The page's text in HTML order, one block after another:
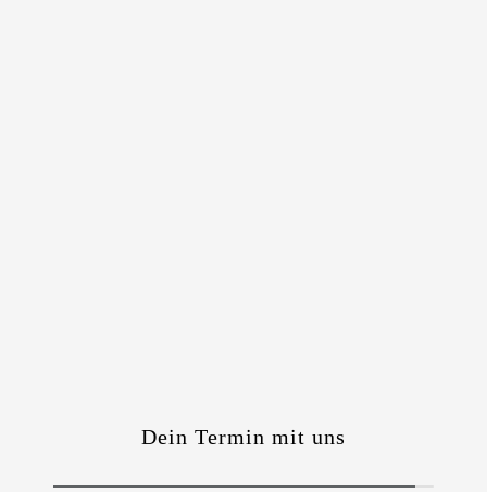
Dein Termin mit uns